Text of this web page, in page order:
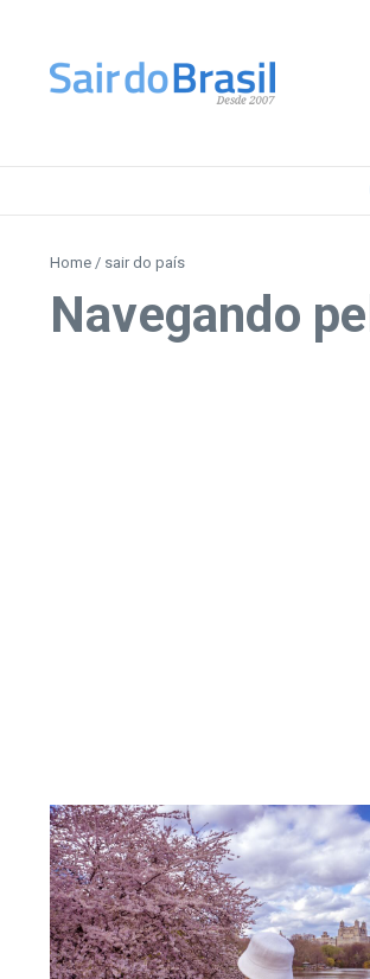
Home / sair do país
Navegando